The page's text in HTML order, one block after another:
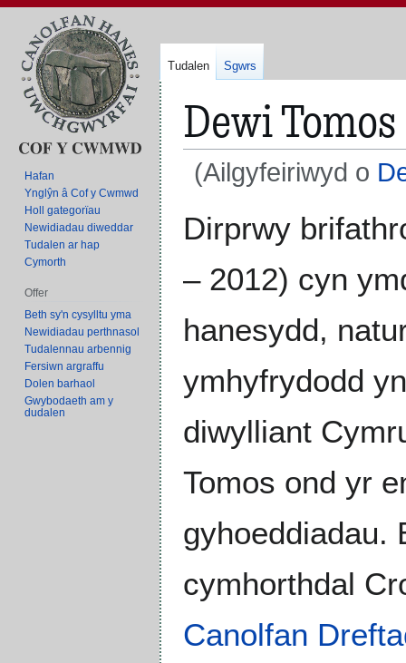
Dewi Tomos
(Ailgyfeiriwyd o
llywio
chwilio
Dirprwy
– 2012) cyn
hanesydd,
ymhyfrydodd
diwylliant
Tomos ond yr
gyhoeddiadau.
cymhorthdal
Canolfan
Tudalen Sgwrs
Hafan
Ynglŷn â Cof y Cwmwd
Holl gategorïau
Newidiadau diweddar
Tudalen ar hap
Cymorth
Offer
Beth sy'n cysylltu yma
Newidiadau perthnasol
Tudalennau arbennig
Fersiwn argraffu
Dolen barhaol
Gwybodaeth am y
dudalen